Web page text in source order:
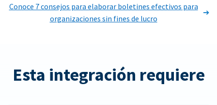
Conoce 7 consejos para elaborar boletines efectivos para
organizaciones sin fines de lucro
Esta integración requiere